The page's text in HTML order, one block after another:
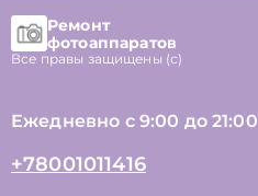
Ремонт
фотоаппаратов
Все правы защищены (с)
Ежедневно с 9:00 до 21:00
+78001011416